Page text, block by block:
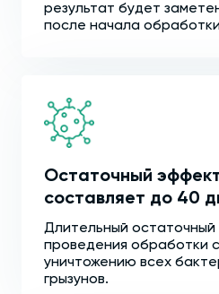
результат будет
после начала
Остаточный
составляет до 40
Длительный
проведения обработки
уничтожению всех
грызунов.